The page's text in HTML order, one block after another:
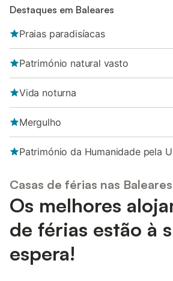
Destaques em Baleares
Praias paradisíacas
Património natural vasto
Vida noturna
Mergulho
Património da Humanidade pela
Casas de férias nas Baleares
Os melhores
de férias estão à
espera!